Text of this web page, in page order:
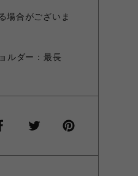
場合がございま
ルダー：最長